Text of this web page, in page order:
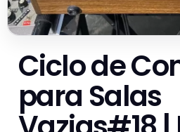
Ciclo de
para Salas